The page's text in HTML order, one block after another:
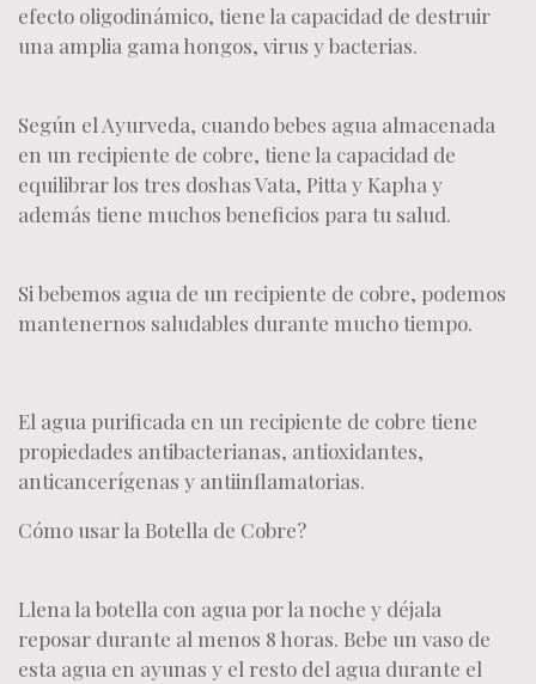
efecto oligodinámico, tiene la capacidad de destruir
una amplia gama hongos, virus y bacterias.
Según el Ayurveda, cuando bebes agua almacenada
en un recipiente de cobre, tiene la capacidad de
equilibrar los tres doshas Vata, Pitta y Kapha y
además tiene muchos beneficios para tu salud.
Si bebemos agua de un recipiente de cobre, podemos
mantenernos saludables durante mucho tiempo.
El agua purificada en un recipiente de cobre tiene
propiedades antibacterianas, antioxidantes,
anticancerígenas y antiinflamatorias.
Cómo usar la Botella de Cobre?
Llena la botella con agua por la noche y déjala
reposar durante al menos 8 horas. Bebe un vaso de
esta agua en ayunas y el resto del agua durante el